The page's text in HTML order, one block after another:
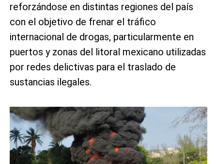
reforzándose en distintas regiones del país
con el objetivo de frenar el tráfico
internacional de drogas, particularmente en
puertos y zonas del litoral mexicano utilizadas
por redes delictivas para el traslado de
sustancias ilegales.